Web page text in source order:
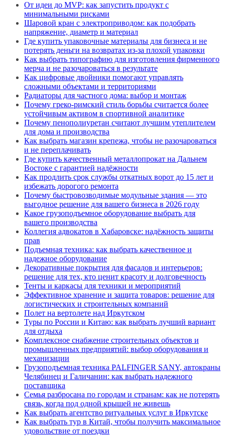
От идеи до MVP: как запустить продукт с
минимальными рисками
Шаровой кран с электроприводом: как подобрать
напряжение, диаметр и материал
Где купить упаковочные материалы для бизнеса и не
потерять деньги на возвратах из-за плохой упаковки
Как выбрать типографию для изготовления фирменного
мерча и не разочароваться в результате
Как цифровые двойники помогают управлять
сложными объектами и территориями
Радиаторы для частного дома: выбор и монтаж
Почему греко-римский стиль борьбы считается более
устойчивым активом в спортивной аналитике
Почему пенополиуретан считают лучшим утеплителем
для дома и производства
Как выбрать магазин крепежа, чтобы не разочароваться
и не переплачивать
Где купить качественный металлопрокат на Дальнем
Востоке с гарантией надёжности
Как продлить срок службы откатных ворот до 15 лет и
избежать дорогого ремонта
Почему быстровозводимые модульные здания — это
выгодное решение для вашего бизнеса в 2026 году
Какое грузоподъемное оборудование выбрать для
вашего производства
Коллегия адвокатов в Хабаровске: надёжность защиты
прав
Подъемная техника: как выбрать качественное и
надежное оборудование
Декоративные покрытия для фасадов и интерьеров:
решение для тех, кто ценит красоту и долговечность
Тенты и каркасы для техники и мероприятий
Эффективное хранение и защита товаров: решение для
логистических и строительных компаний
Полет на вертолете над Иркутском
Туры по России и Китаю: как выбрать лучший вариант
для отдыха
Комплексное снабжение строительных объектов и
промышленных предприятий: выбор оборудования и
механизации
Грузоподъемная техника PALFINGER SANY, автокраны
Челябинец и Галичанин: как выбрать надежного
поставщика
Семья разбросана по городам и странам: как не потерять
связь, когда под одной крышей не живешь
Как выбрать агентство ритуальных услуг в Иркутске
Как выбрать тур в Китай, чтобы получить максимальное
удовольствие от поездки